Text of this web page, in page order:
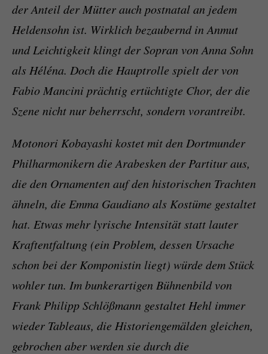
der Anteil der Mütter auch postnatal an jedem
Heldensohn ist. Wirklich bezaubernd in Anmut
und Leichtigkeit klingt der Sopran von Anna Sohn
als Héléna. Doch die Hauptrolle spielt der von
Fabio Mancini prächtig ertüchtigte Chor, der die
Szene nicht nur beherrscht, sondern vorantreibt.
Motonori Kobayashi kostet mit den Dortmunder
Philharmonikern die Arabesken der Partitur aus,
die den Ornamenten auf den historischen Trachten
ähneln, die Emma Gaudiano als Kostüme gestaltet
hat. Etwas mehr lyrische Intensität statt lauter
Kraftentfaltung (ein Problem, dessen Ursache
schon bei der Komponistin liegt) würde dem Stück
wohler tun. Im bunkerartigen Bühnenbild von
Frank Philipp Schlößmann gestaltet Hehl immer
wieder Tableaus, die Historiengemälden gleichen,
gebrochen aber werden sie durch die